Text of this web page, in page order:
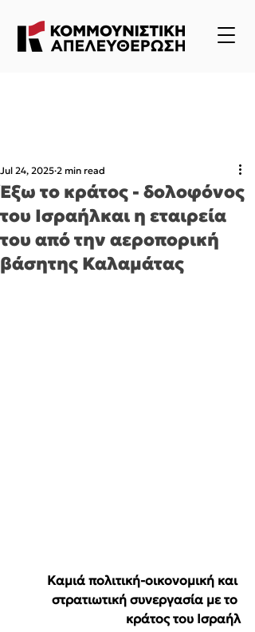
Έξω το κράτος - δολοφόνος
του Ισραήλκαι η εταιρεία
του από την αεροπορική
βάσητης Καλαμάτας
Jul 24, 2025 2 min read
Καμιά πολιτική-οικονομική και
στρατιωτική συνεργασία με το
κράτος του Ισραήλ